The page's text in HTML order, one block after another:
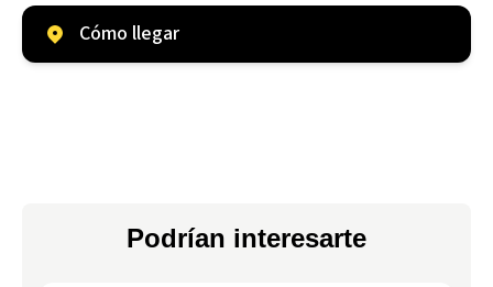
Cómo llegar
Podrían interesarte